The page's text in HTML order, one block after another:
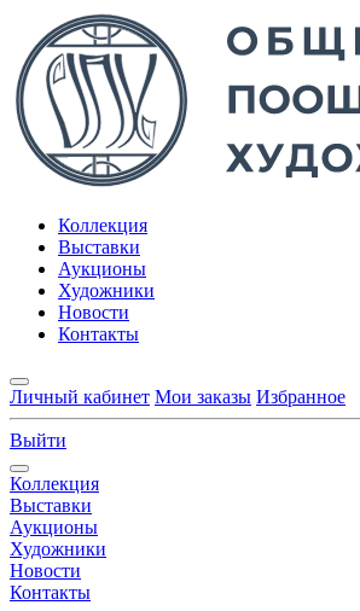
Коллекция
Выставки
Аукционы
Художники
Новости
Контакты
Личный кабинет Мои заказы Избранное
Выйти
Коллекция
Выставки
Аукционы
Художники
Новости
Контакты